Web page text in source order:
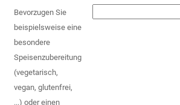
Bevorzugen Sie
beispielsweise eine
besondere
Speisenzubereitung
(vegetarisch,
vegan, glutenfrei,
...) oder einen